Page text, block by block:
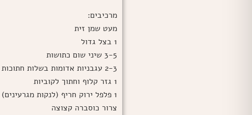
מרכיבים:
מעט שמן זית
1 בצל גדול
3-5 שיני שום כתושות
2-3 עגבניות אדומות בשלות חתוכות לקוביות
1 גזר קלוף וחתוך לקוביות
1 פלפל ירוק חריף (לנקות מגרעינים) חתוך קטן
צרור כוסברה קצוצה